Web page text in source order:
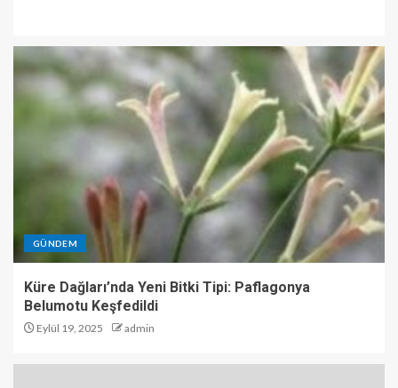
GÜNDEM
Küre Dağları’nda Yeni Bitki Tipi: Paflagonya
Belumotu Keşfedildi
Eylül 19, 2025 admin